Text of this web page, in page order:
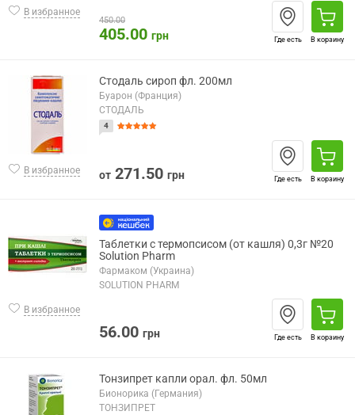
В избранное
450.00
405.00 грн Где есть В корзину
В избранное
Стодаль сироп фл. 200мл
Буарон (Франция)
СТОДАЛЬ
4
от 271.50 грн Где есть В корзину
В избранное
Таблетки с термопсисом (от кашля) 0,3г №20
Solution Pharm
Фармаком (Украина)
SOLUTION PHARM
56.00 грн Где есть В корзину
Тонзипрет капли орал. фл. 50мл
Бионорика (Германия)
ТОНЗИПРЕТ